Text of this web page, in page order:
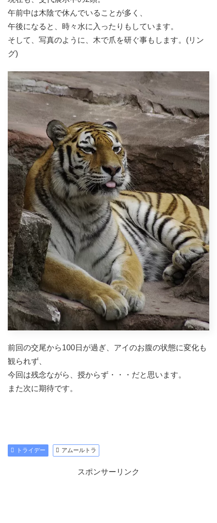
午前中は木陰で休んでいることが多く、
午後になると、時々水に入ったりもしています。
そして、写真のように、木で爪を研ぐ事もします。(リン
グ)
前回の交尾から100日が過ぎ、アイのお腹の状態に変化も
観られず、
今回は残念ながら、授からず・・・だと思います。
また次に期待です。
トライデー アムールトラ
スポンサーリンク